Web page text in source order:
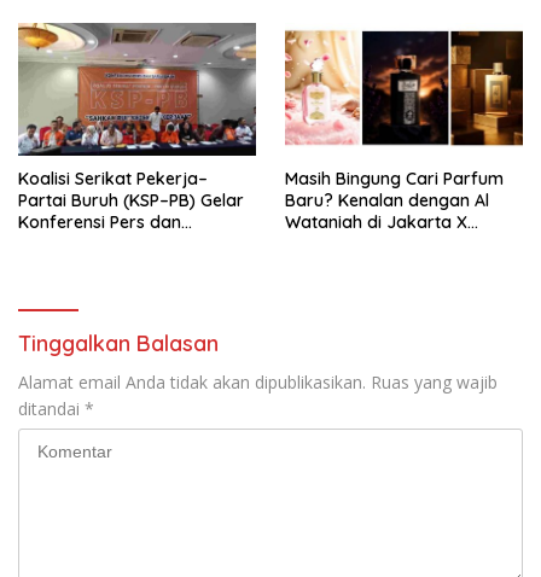
Tema: “Penguatan dan
Pengembangan Organisasi
KBI yang Berbasis Riset di
seluruh Indonesia dan
Mancanegara”.
Koalisi Serikat Pekerja–
Partai Buruh (KSP–PB) Gelar
Konferensi Pers dan
RUU Ketenagakerjaan Baru.
Masih Bingung Cari Parfum
Baru? Kenalan dengan Al
Wataniah di Jakarta X
Tinggalkan Balasan
Alamat email Anda tidak akan dipublikasikan. Ruas yang wajib
ditandai *